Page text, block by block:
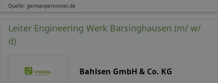
Quelle: germanpersonnel.de
Leiter Engineering Werk Barsinghausen (m/ w/
d)
Bahlsen GmbH & Co. KG